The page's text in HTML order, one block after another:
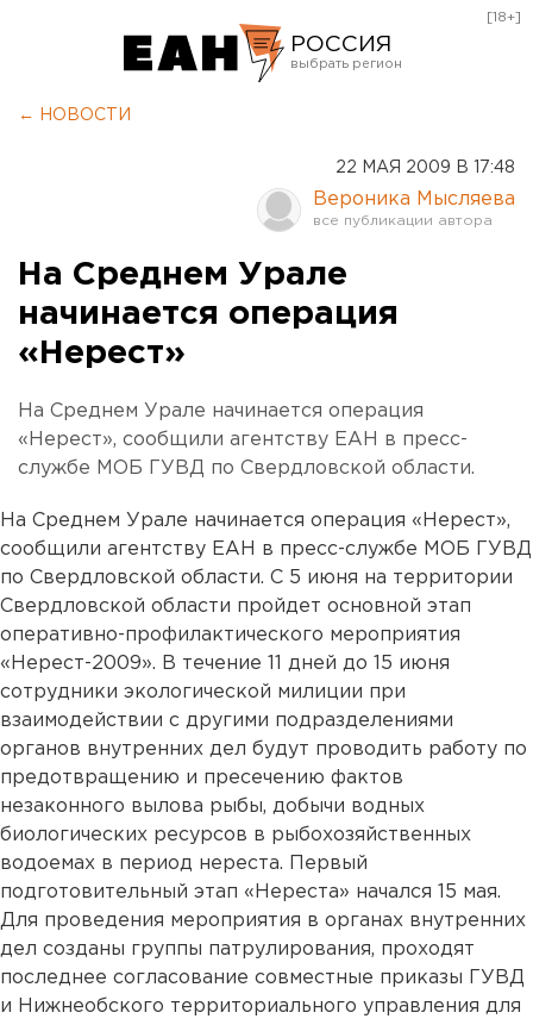
РОССИЯ
Оренбург
[18+]
← НОВОСТИ
22 МАЯ 2009 В 17:48
Вероника Мысляева
На Среднем Урале
начинается операция
«Нерест»
На Среднем Урале начинается операция
«Нерест», сообщили агентству ЕАН в пресс-
службе МОБ ГУВД по Свердловской области.
На Среднем Урале начинается операция «Нерест»,
сообщили агентству ЕАН в пресс-службе МОБ ГУВД
по Свердловской области. С 5 июня на территории
Свердловской области пройдет основной этап
оперативно-профилактического мероприятия
«Нерест-2009». В течение 11 дней до 15 июня
сотрудники экологической милиции при
взаимодействии с другими подразделениями
органов внутренних дел будут проводить работу по
предотвращению и пресечению фактов
незаконного вылова рыбы, добычи водных
биологических ресурсов в рыбохозяйственных
водоемах в период нереста. Первый
подготовительный этап «Нереста» начался 15 мая.
Для проведения мероприятия в органах внутренних
дел созданы группы патрулирования, проходят
последнее согласование совместные приказы ГУВД
и Нижнеобского территориального управления для